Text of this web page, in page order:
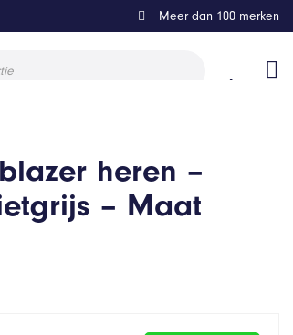
Meer dan 100 merken
heren –
– Maat